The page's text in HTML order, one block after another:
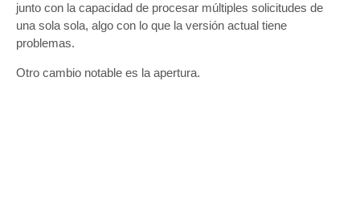
junto con la capacidad de procesar múltiples solicitudes de
una sola sola, algo con lo que la versión actual tiene
problemas.
Otro cambio notable es la apertura.